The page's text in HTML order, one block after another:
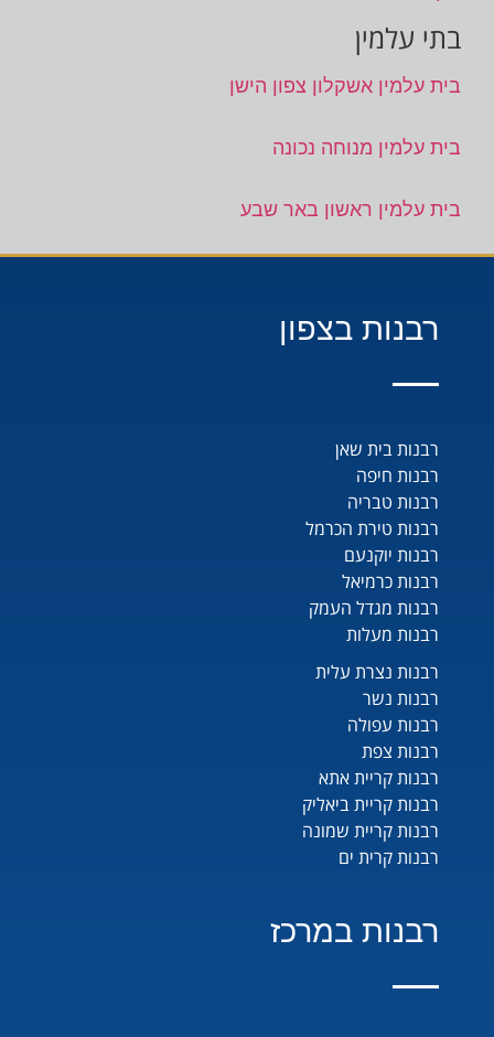
בתי עלמין
בית עלמין אשקלון צפון הישן
בית עלמין מנוחה נכונה
בית עלמין ראשון באר שבע
רבנות בצפון
רבנות בית שאן
רבנות חיפה
רבנות טבריה
רבנות טירת הכרמל
רבנות יוקנעם
רבנות כרמיאל
רבנות מגדל העמק
רבנות מעלות
רבנות נצרת עלית
רבנות נשר
רבנות עפולה
רבנות צפת
רבנות קריית אתא
רבנות קריית ביאליק
רבנות קריית שמונה
רבנות קרית ים
רבנות במרכז